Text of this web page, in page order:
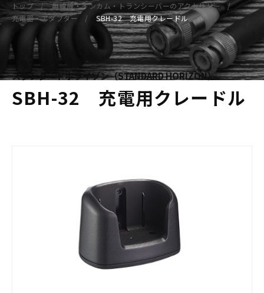
トップ
無線機・インカム・トランシーバーのアクセサリー
充電器・アダプター
SBH-32 充電用クレードル
スタンダードホライゾン（STANDARD HORIZON）
SBH-32 充電用クレードル